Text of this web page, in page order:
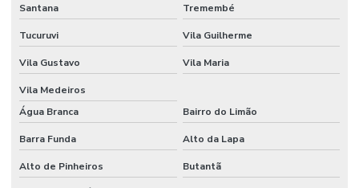
Etiquetas Adesivas Sem Resíduo
Etiquetas Adesivas Térmicas Para Identificação
Etiquetas Autocolantes
Etiquetas Autocolantes Personalizadas
Etiquetas Bopp Adesiva
Etiquetas Bopp Adesiva Para Câmara Fria
Santana Tremembé
Tucuruvi Vila Guilherme
Vila Gustavo Vila Maria
Vila Medeiros
Água Branca
Bairro do Limão
Barra Funda Alto da Lapa
Alto de Pinheiros Butantã